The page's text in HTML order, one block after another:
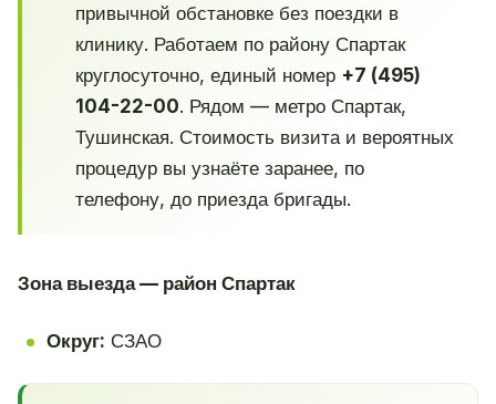
привычной обстановке без поездки в
клинику. Работаем по району Спартак
круглосуточно, единый номер +7 (495)
104-22-00. Рядом — метро Спартак,
Тушинская. Стоимость визита и вероятных
процедур вы узнаёте заранее, по
телефону, до приезда бригады.
Зона выезда — район Спартак
Округ: СЗАО